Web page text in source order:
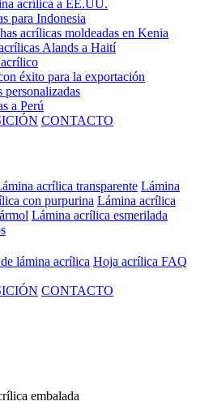
CONTACTO
acrílica transparente Lámina
con purpurina Lámina acrílica
Lámina acrílica esmerilada
lámina acrílica Hoja acrílica FAQ
CONTACTO
embalada